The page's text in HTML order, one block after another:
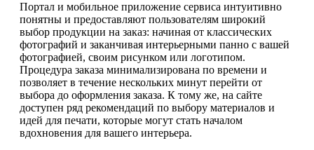
Портал и мобильное приложение сервиса интуитивно
понятны и предоставляют пользователям широкий
выбор продукции на заказ: начиная от классических
фотографий и заканчивая интерьерными панно с вашей
фотографией, своим рисунком или логотипом.
Процедура заказа минимализирована по времени и
позволяет в течение нескольких минут перейти от
выбора до оформления заказа. К тому же, на сайте
доступен ряд рекомендаций по выбору материалов и
идей для печати, которые могут стать началом
вдохновения для вашего интерьера.